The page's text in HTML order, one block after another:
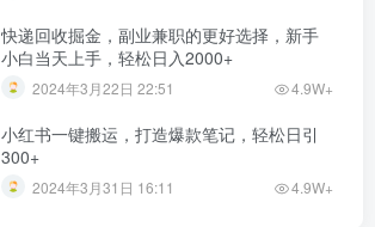
快递回收掘金，副业兼职的更好选择，新手
小白当天上手，轻松日入2000+
2024年3月22日 22:51 4.9W+
小红书一键搬运，打造爆款笔记，轻松日引
300+
2024年3月31日 16:11 4.9W+